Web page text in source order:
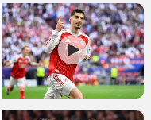
"מעל הליגה" –
"מחצית בשכונה" –
בני יהודה
ליגות נוספות
UFC
היאבקות WWE
אופניים